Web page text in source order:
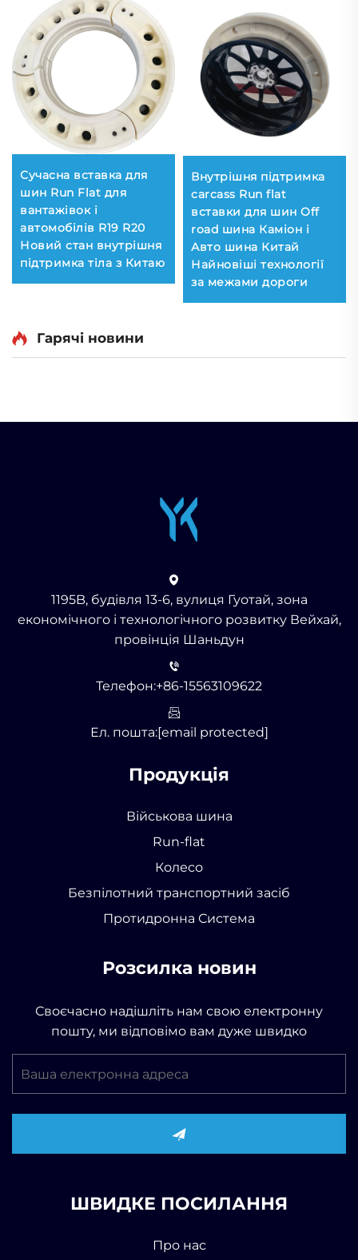
Сучасна вставка для
шин Run Flat для
вантажівок і
автомобілів R19 R20
Новий стан внутрішня
підтримка тіла з Китаю
Внутрішня підтримка
carcass Run flat
вставки для шин Off
road шина Каміон і
Авто шина Китай
Найновіші технології
за межами дороги
Гарячі новини
1195B, будівля 13-6, вулиця Гуотай, зона
економічного і технологічного розвитку Вейхай,
провінція Шаньдун
Телефон:+86-15563109622
Ел. пошта:[email protected]
Продукція
Військова шина
Run-flat
Колесо
Безпілотний транспортний засіб
Протидронна Система
Розсилка новин
Своєчасно надішліть нам свою електронну
пошту, ми відповімо вам дуже швидко
ШВИДКЕ ПОСИЛАННЯ
Про нас